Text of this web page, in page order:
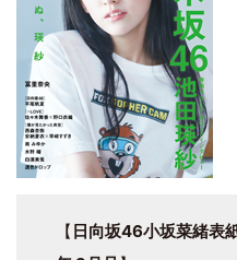
【 日向坂46小坂菜緒表